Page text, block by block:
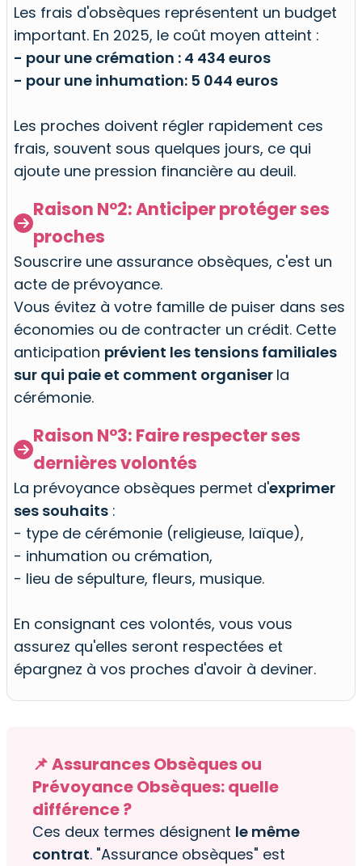
Les frais d'obsèques représentent un budget
important. En 2025, le coût moyen atteint :
- pour une crémation : 4 434 euros
- pour une inhumation: 5 044 euros
Les proches doivent régler rapidement ces
frais, souvent sous quelques jours, ce qui
ajoute une pression financière au deuil.

Raison N°2: Anticiper protéger ses
proches
Souscrire une assurance obsèques, c'est un
acte de prévoyance.
Vous évitez à votre famille de puiser dans ses
économies ou de contracter un crédit. Cette
anticipation prévient les tensions familiales
sur qui paie et comment organiser la
cérémonie.

Raison N°3: Faire respecter ses
dernières volontés
La prévoyance obsèques permet d'exprimer
ses souhaits :
- type de cérémonie (religieuse, laïque),
- inhumation ou crémation,
- lieu de sépulture, fleurs, musique.
En consignant ces volontés, vous vous
assurez qu'elles seront respectées et
épargnez à vos proches d'avoir à deviner.
📌 Assurances Obsèques ou
Prévoyance Obsèques: quelle
différence ?
Ces deux termes désignent le même
contrat. "Assurance obsèques" est